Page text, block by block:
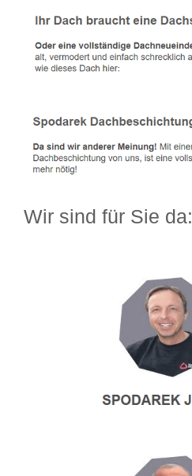
Wir sind für Sie da: